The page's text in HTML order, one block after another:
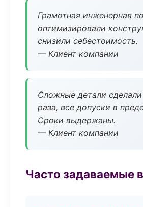
Грамотная инженерная
оптимизировали
снизили себестоимость.
— Клиент компании
Сложные детали сделали
раза, все допуски в
Сроки выдержаны.
— Клиент компании
Часто задаваемые